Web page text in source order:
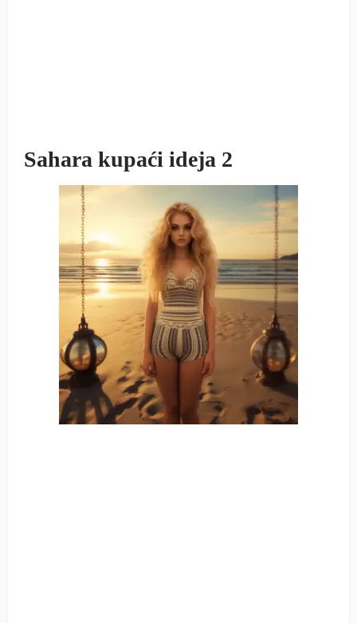
Sahara kupaći ideja 2